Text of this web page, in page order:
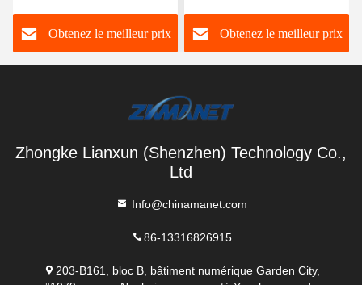
émetteur à faible latence
Obtenez le meilleur prix
HD Vidéo émetteur
Obtenez le meilleur prix
Zhongke Lianxun (Shenzhen) Technology Co.,
Ltd
Info@chinamanet.com
86-13316826915
203-B161, bloc B, bâtiment numérique Garden City,